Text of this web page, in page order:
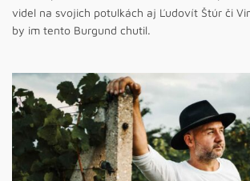
videl na svojich potulkách aj Ľudovít Štúr či
by im tento Burgund chutil.